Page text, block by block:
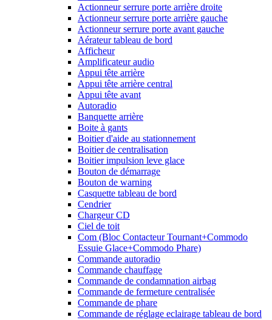
Actionneur serrure porte arrière droite
Actionneur serrure porte arrière gauche
Actionneur serrure porte avant gauche
Aérateur tableau de bord
Afficheur
Amplificateur audio
Appui tête arrière
Appui tête arrière central
Appui tête avant
Autoradio
Banquette arrière
Boite à gants
Boitier d'aide au stationnement
Boitier de centralisation
Boitier impulsion leve glace
Bouton de démarrage
Bouton de warning
Casquette tableau de bord
Cendrier
Chargeur CD
Ciel de toit
Com (Bloc Contacteur Tournant+Commodo
Essuie Glace+Commodo Phare)
Commande autoradio
Commande chauffage
Commande de condamnation airbag
Commande de fermeture centralisée
Commande de phare
Commande de réglage eclairage tableau de bord